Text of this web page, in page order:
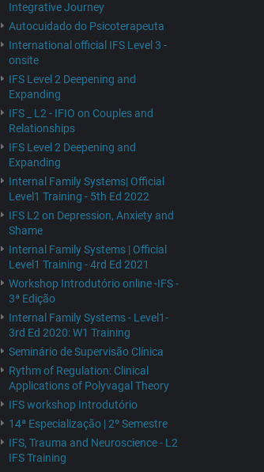
Integrative Journey
Autocuidado do Psicoterapeuta
International official IFS Level 3 -
onsite
IFS Level 2 Deepening and
Expanding
IFS _ L2 - IFIO on Couples and
Relationships
IFS Level 2 Deepening and
Expanding
Internal Family Systems| Official
Level1 Training - 5th Ed 2022
IFS L2 on Depression, Anxiety and
Shame
Internal Family Systems | Official
Level1 Training - 4rd Ed 2021
Workshop Introdutório online -IFS -
3ª Edição
Internal Family Systems - Level1-
3rd Ed 2020: W1 Training
Seminário de Supervisão Clínica
Rythm of Regulation: Clinical
Applications of Polyvagal Theory
IFS workshop Introdutório
14ª Especialização | 2º Semestre
IFS, Trauma and Neuroscience - L2
IFS Training